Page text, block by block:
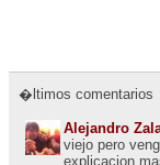
�ltimos comentarios
Alejandro
viejo pero
explicacion